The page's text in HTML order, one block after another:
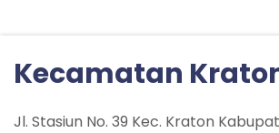
Kecamatan
Jl. Stasiun No. 39 Kec. Kraton